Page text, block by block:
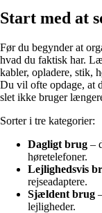
Start med at
Før du begynder at
hvad du faktisk har.
kabler, opladere, stik,
Du vil ofte opdage, at
slet ikke bruger
Sorter i tre kategorier:
Dagligt brug –
høretelefoner.
Lejlighedsvis
rejseadaptere.
Sjældent brug
lejligheder.